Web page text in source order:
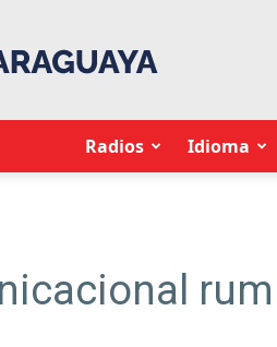
Idioma
Radios